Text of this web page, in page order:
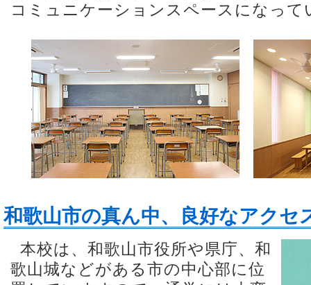
コミュニケーションスペースになって
和歌山市の真ん中、良好なアクセ
本校は、和歌山市役所や県庁、和
歌山城などがある市の中心部に位